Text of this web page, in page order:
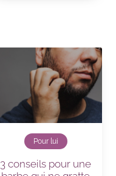
Pour lui
3 conseils pour une